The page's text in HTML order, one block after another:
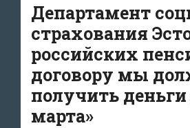
—
её
покидает
15
000
Департамент
страхования
российских
договору мы
получить
марта»